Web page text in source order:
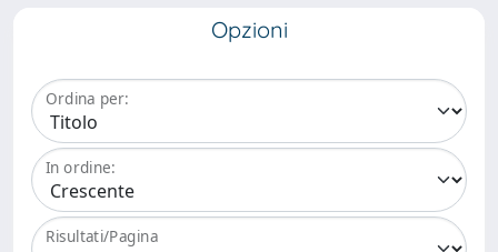
Opzioni
Ordina per:
In ordine:
Risultati/Pagina